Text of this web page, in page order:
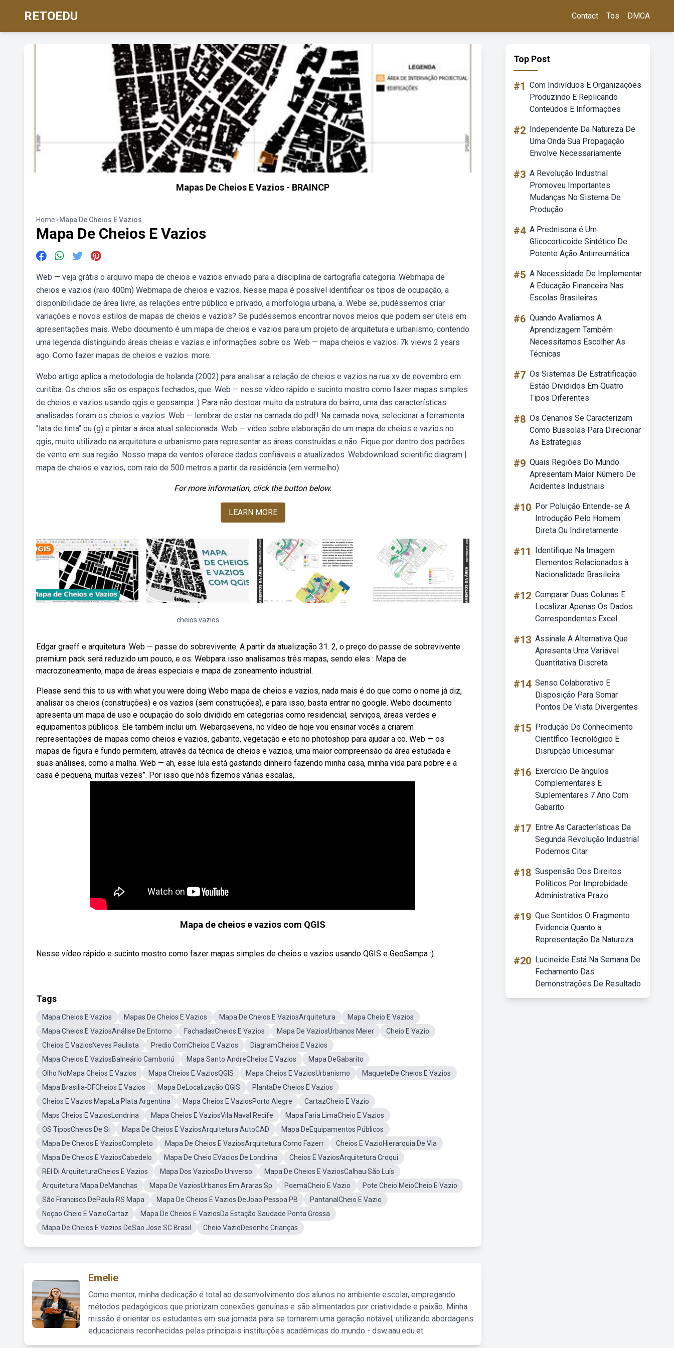
RETOEDU Contact Tos DMCA
Mapas De Cheios E Vazios - BRAINCP
Home>Mapa De Cheios E Vazios
Mapa De Cheios E Vazios
Web — veja grátis o arquivo mapa de cheios e vazios enviado para a disciplina de cartografia categoria: Webmapa de
cheios e vazios (raio 400m) Webmapa de cheios e vazios. Nesse mapa é possível identificar os tipos de ocupação, a
disponibilidade de área livre, as relações entre público e privado, a morfologia urbana, a. Webe se, pudéssemos criar
variações e novos estilos de mapas de cheios e vazios? Se pudéssemos encontrar novos meios que podem ser úteis em
apresentações mais. Webo documento é um mapa de cheios e vazios para um projeto de arquitetura e urbanismo, contendo
uma legenda distinguindo áreas cheias e vazias e informações sobre os. Web — mapa cheios e vazios. 7k views 2 years
ago. Como fazer mapas de cheios e vazios. more.
Webo artigo aplica a metodologia de holanda (2002) para analisar a relação de cheios e vazios na rua xv de novembro em
curitiba. Os cheios são os espaços fechados, que. Web — nesse vídeo rápido e sucinto mostro como fazer mapas simples
de cheios e vazios usando qgis e geosampa :) Para não destoar muito da estrutura do bairro, uma das características
analisadas foram os cheios e vazios. Web — lembrar de estar na camada do pdf! Na camada nova, selecionar a ferramenta
‘’lata de tinta’’ ou (g) e pintar a área atual selecionada. Web — vídeo sobre elaboração de um mapa de cheios e vazios no
qgis, muito utilizado na arquitetura e urbanismo para representar as áreas construídas e não. Fique por dentro dos padrões
de vento em sua região. Nosso mapa de ventos oferece dados confiáveis e atualizados. Webdownload scientific diagram |
mapa de cheios e vazios, com raio de 500 metros a partir da residência (em vermelho).
For more information, click the button below.
LEARN MORE
cheios vazios
Edgar graeff e arquitetura. Web — passe do sobrevivente. A partir da atualização 31. 2, o preço do passe de sobrevivente
premium pack será reduzido um pouco, e os. Webpara isso analisamos três mapas, sendo eles : Mapa de
macrozoneamento, mapa de áreas especiais e mapa de zoneamento industrial.
Please send this to us with what you were doing Webo mapa de cheios e vazios, nada mais é do que como o nome já diz,
analisar os cheios (construções) e os vazios (sem construções), e para isso, basta entrar no google. Webo documento
apresenta um mapa de uso e ocupação do solo dividido em categorias como residencial, serviços, áreas verdes e
equipamentos públicos. Ele também inclui um. Webarqsevens, no vídeo de hoje vou ensinar vocês a criarem
representações de mapas como cheios e vazios, gabarito, vegetação e etc no photoshop para ajudar a co. Web — os
mapas de figura e fundo permitem, através da técnica de cheios e vazios, uma maior compreensão da área estudada e
suas análises, como a malha. Web — ah, esse lula está gastando dinheiro fazendo minha casa, minha vida para pobre e a
casa é pequena, muitas vezes”. Por isso que nós fizemos várias escalas,.
Mapa de cheios e vazios com QGIS
Nesse vídeo rápido e sucinto mostro como fazer mapas simples de cheios e vazios usando QGIS e GeoSampa :)
Tags
Mapa Cheios E Vazios Mapas De Cheios E Vazios Mapa De Cheios E VaziosArquitetura
Mapa Cheio E Vazios
Mapa Cheios E VaziosAnálise De Entorno
FachadasCheios E Vazios Mapa De VaziosUrbanos Meier
Cheio E Vazio
Cheios E VaziosNeves Paulista
Predio ComCheios E Vazios
DiagramCheios E Vazios
Mapa Cheios E VaziosBalneário Camboriú
Mapa Santo AndreCheios E Vazios
Mapa DeGabarito
Olho NoMapa Cheios E Vazios
Mapa Cheios E VaziosQGIS Mapa Cheios E VaziosUrbanismo
MaqueteDe Cheios E Vazios
Mapa Brasilia-DFCheios E Vazios
Mapa DeLocalização QGIS
PlantaDe Cheios E Vazios
Cheios E Vazios MapaLa Plata Argentina
Mapa Cheios E VaziosPorto Alegre
CartazCheio E Vazio
Maps Cheios E VaziosLondrina
Mapa Cheios E VaziosVila Naval Recife
Mapa Faria LimaCheio E Vazios
OS TiposCheios De Si
Mapa De Cheios E VaziosArquitetura AutoCAD
Mapa DeEquipamentos Públicos
Mapa De Cheios E VaziosCompleto
Mapa De Cheios E VaziosArquitetura Como Fazerr
Cheios E VazioHierarquia De Via
Mapa De Cheios E VaziosCabedelo
Mapa De Cheio EVacios De Londrina
Cheios E VaziosArquitetura Croqui
REI Di ArquiteturaCheios E Vazios
Mapa Dos VaziosDo Universo
Mapa De Cheios E VaziosCalhau São Luís
Arquitetura Mapa DeManchas
Mapa De VaziosUrbanos Em Araras Sp PoemaCheio E Vazio
Pote Cheio MeioCheio E Vazio
São Francisco DePaula RS Mapa
Mapa De Cheios E Vazios DeJoao Pessoa PB
PantanalCheio E Vazio
Noçao Cheio E VazioCartaz
Mapa De Cheios E VaziosDa Estação Saudade Ponta Grossa
Mapa De Cheios E Vazios DeSao Jose SC Brasil
Cheio VazioDesenho Crianças
Emelie
Como mentor, minha dedicação é total ao desenvolvimento dos alunos no ambiente escolar, empregando
métodos pedagógicos que priorizam conexões genuínas e são alimentados por criatividade e paixão. Minha
missão é orientar os estudantes em sua jornada para se tornarem uma geração notável, utilizando abordagens
educacionais reconhecidas pelas principais instituições acadêmicas do mundo - dsw.aau.edu.et.
Top Post
#1 Com Indivíduos E Organizações
Produzindo E Replicando
Conteúdos E Informações
#2 Independente Da Natureza De
Uma Onda Sua Propagação
Envolve Necessariamente
#3 A Revolução Industrial
Promoveu Importantes
Mudanças No Sistema De
Produção
#4 A Prednisona é Um
Glicocorticoide Sintético De
Potente Ação Antirreumática
#5 A Necessidade De Implementar
A Educação Financeira Nas
Escolas Brasileiras
#6 Quando Avaliamos A
Aprendizagem Também
Necessitamos Escolher As
Técnicas
#7 Os Sistemas De Estratificação
Estão Divididos Em Quatro
Tipos Diferentes
#8 Os Cenarios Se Caracterizam
Como Bussolas Para Direcionar
As Estrategias
#9 Quais Regiões Do Mundo
Apresentam Maior Número De
Acidentes Industriais
#10 Por Poluição Entende-se A
Introdução Pelo Homem
Direta Ou Indiretamente
#11
Identifique Na Imagem
Elementos Relacionados à
Nacionalidade Brasileira
#12 Comparar Duas Colunas E
Localizar Apenas Os Dados
Correspondentes Excel
#13 Assinale A Alternativa Que
Apresenta Uma Variável
Quantitativa Discreta
#14 Senso Colaborativo E
Disposição Para Somar
Pontos De Vista Divergentes
#15 Produção Do Conhecimento
Científico Tecnológico E
Disrupção Unicesumar
#16 Exercício De ângulos
Complementares E
Suplementares 7 Ano Com
Gabarito
#17 Entre As Características Da
Segunda Revolução Industrial
Podemos Citar
#18 Suspensão Dos Direitos
Políticos Por Improbidade
Administrativa Prazo
#19 Que Sentidos O Fragmento
Evidencia Quanto à
Representação Da Natureza
#20 Lucineide Está Na Semana De
Fechamento Das
Demonstrações De Resultado